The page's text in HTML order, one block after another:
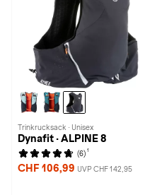
Trinkrucksack · Unisex
Dynafit · ALPINE 8
(6) 1
CHF 106,99 UVP CHF 142,95